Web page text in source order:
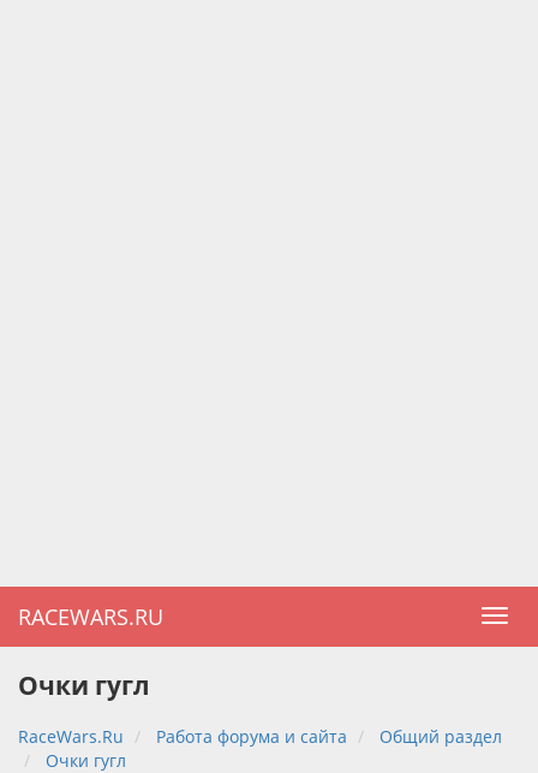
RACEWARS.RU
Очки гугл
RaceWars.Ru Работа форума и сайта
Общий раздел
Очки гугл